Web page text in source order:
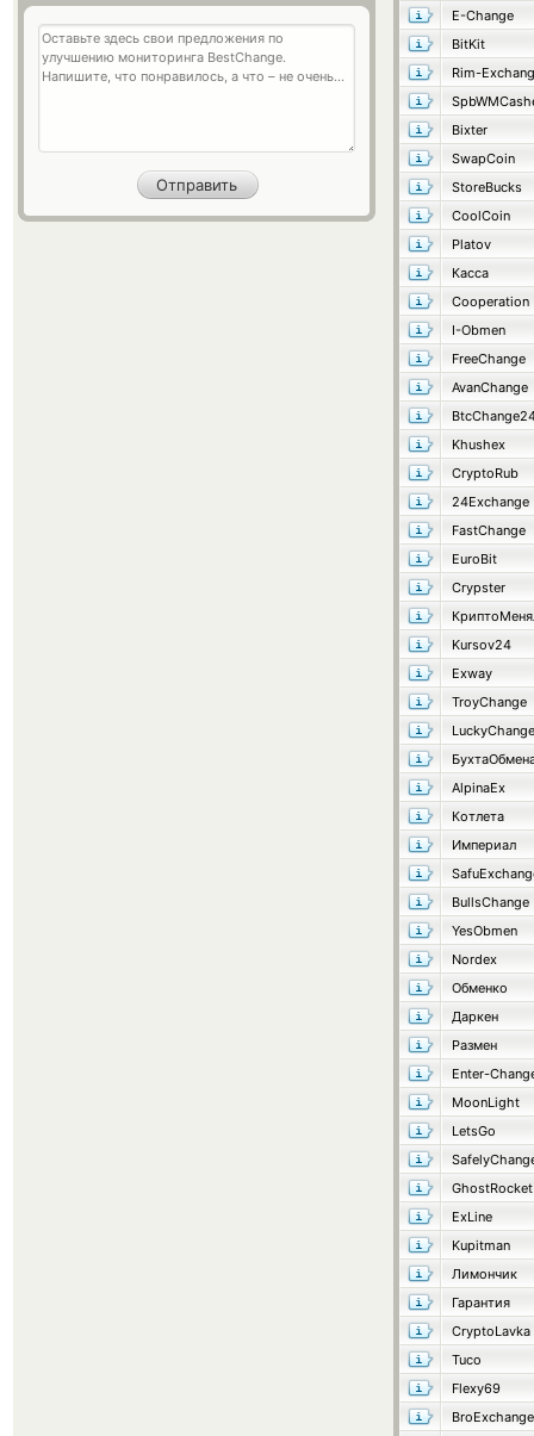
E-Change
BitKit
Rim-
Bixter
SwapCoin
StoreBucks
CoolCoin
Platov
Касса
Cooperation
I-Obmen
FreeChange
AvanChange
Khushex
CryptoRub
24Exchange
FastChange
EuroBit
Crypster
Kursov24
Exway
TroyChange
LuckyChange
AlpinaEx
Котлета
Империал
BullsChange
YesObmen
Nordex
Обменко
Даркен
Размен
Enter-
MoonLight
LetsGo
GhostRocket
ExLine
Kupitman
Лимончик
Гарантия
CryptoLavka
Tuco
Flexy69
BroExchange